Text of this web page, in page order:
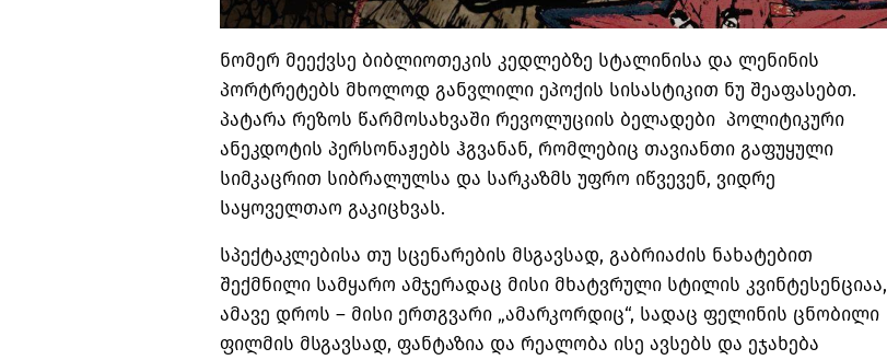
ნომერ მეექვსე ბიბლიოთეკის კედლებზე სტალინისა და ლენინის
პორტრეტებს მხოლოდ განვლილი ეპოქის სისასტიკით ნუ შეაფასებთ.
პატარა რეზოს წარმოსახვაში რევოლუციის ბელადები პოლიტიკური
ანეკდოტის პერსონაჟებს ჰგვანან, რომლებიც თავიანთი გაფუყული
სიმკაცრით სიბრალულსა და სარკაზმს უფრო იწვევენ, ვიდრე
საყოველთაო გაკიცხვას.
სპექტაკლებისა თუ სცენარების მსგავსად, გაბრიაძის ნახატებით
შექმნილი სამყარო ამჯერადაც მისი მხატვრული სტილის კვინტესენციაა,
ამავე დროს – მისი ერთგვარი „ამარკორდიც“, სადაც ფელინის ცნობილი
ფილმის მსგავსად, ფანტაზია და რეალობა ისე ავსებს და ეჯახება